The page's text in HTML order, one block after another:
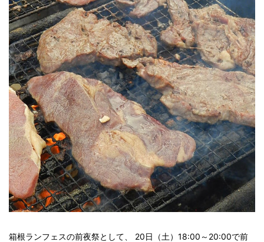
箱根ランフェスの前夜祭として、 20日（土）18:00～20:00で前